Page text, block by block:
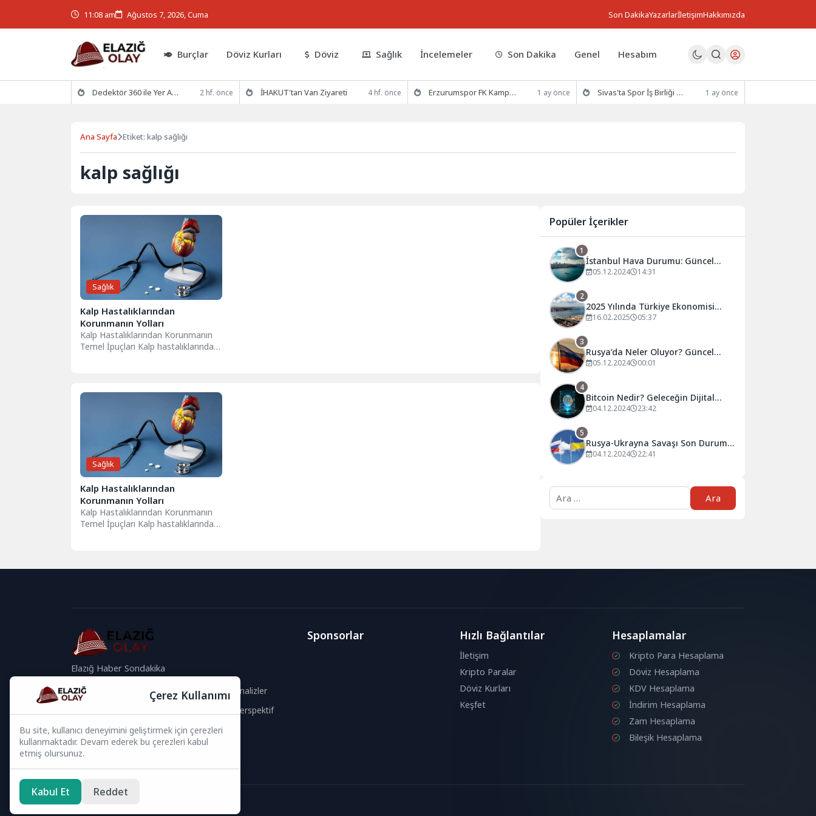
11:08 am Ağustos 7, 2026, Cuma Son DakikaYazarlarİletişimHakkımızda
Burçlar Döviz Kurları Döviz Sağlık İncelemeler Son Dakika Genel Hesabım
Dedektör 360 ile Yer Altının Gizemlerini Keşfedin 2 hf. önce İHAKUT'tan Van Ziyareti 4 hf. önce Erzurumspor FK Kamp Hazırlıklarına Devam Ediyor 1 ay önce Sivas'ta Spor İş Birliği Protokolü İmzalandı 1 ay önce
Ana Sayfa Etiket: kalp sağlığı
kalp sağlığı
Sağlık
Kalp Hastalıklarından
Korunmanın Yolları
Kalp Hastalıklarından Korunmanın
Temel İpuçları Kalp hastalıklarından
Sağlık
Kalp Hastalıklarından
Korunmanın Yolları
Kalp Hastalıklarından Korunmanın
Temel İpuçları Kalp hastalıklarından
Popüler İçerikler
1
İstanbul Hava Durumu: Güncel
Tahminler ve Öneriler
05.12.2024 14:31
2
2025 Yılında Türkiye Ekonomisi
Nasıl Şekillenecek?
16.02.2025 05:37
3
Rusya’da Neler Oluyor? Güncel
Gelişmeler ve Analizler
05.12.2024 00:01
4
Bitcoin Nedir? Geleceğin Dijital
Para Birimi Hakkında Bilmeniz
04.12.2024 23:42
5
Rusya-Ukrayna Savaşı Son Durum:
Güncel Gelişmeler ve Analizler
04.12.2024 22:41
Elazığ Haber Sondakika
Güncel Analizler
Global Perspektif
Bizi Takip Edin
Sponsorlar Hızlı Bağlantılar
İletişim
Kripto Paralar
Döviz Kurları
Keşfet
Hesaplamalar
Kripto Para Hesaplama
Döviz Hesaplama
KDV Hesaplama
İndirim Hesaplama
Zam Hesaplama
Bileşik Hesaplama
Çerez Kullanımı
Bu site, kullanıcı deneyimini geliştirmek için çerezleri
kullanmaktadır. Devam ederek bu çerezleri kabul
etmiş olursunuz.
Kabul Et Reddet